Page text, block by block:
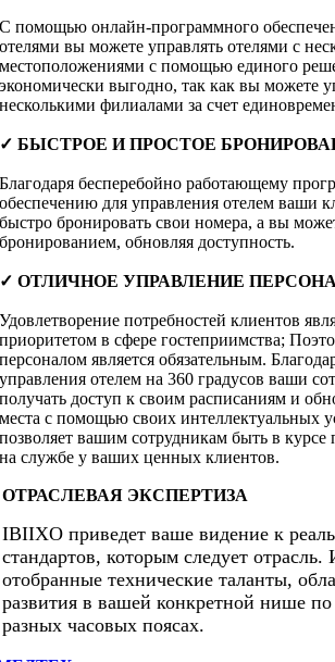
С помощью онлайн-программного
отелями вы можете управлять отелями с
местоположениями с помощью единого
экономически выгодно, так как вы можете
несколькими филиалами за счет
✓ БЫСТРОЕ И ПРОСТОЕ
Благодаря бесперебойно работающему
обеспечению для управления отелем ваши
быстро бронировать свои номера, а вы
бронированием, обновляя доступность.
✓ ОТЛИЧНОЕ УПРАВЛЕНИЕ
Удовлетворение потребностей клиентов
приоритетом в сфере гостеприимства;
персоналом является обязательным.
управления отелем на 360 градусов ваши
получать доступ к своим расписаниям и
места с помощью своих интеллектуальных
позволяет вашим сотрудникам быть в курсе
на службе у ваших ценных клиентов.
ОТРАСЛЕВАЯ ЭКСПЕРТИЗА
IBIIXO приведет ваше видение к
стандартов, которым следует отрасль.
отобранные технические таланты,
развития в вашей конкретной нише
разных часовых поясах.